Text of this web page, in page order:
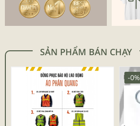
SẢN PHẨM BÁN CHẠY
-0%